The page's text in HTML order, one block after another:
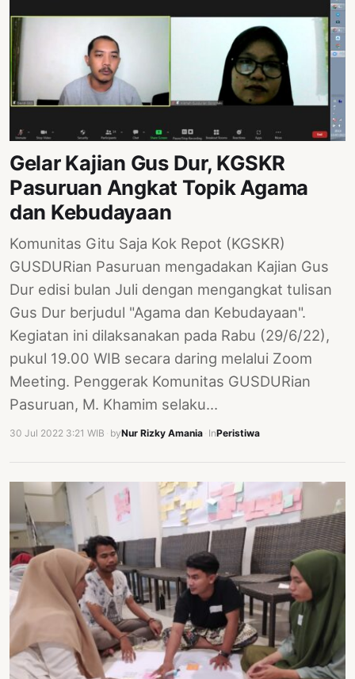
Gelar Kajian Gus Dur, KGSKR
Pasuruan Angkat Topik Agama
dan Kebudayaan
Komunitas Gitu Saja Kok Repot (KGSKR)
GUSDURian Pasuruan mengadakan Kajian Gus
Dur edisi bulan Juli dengan mengangkat tulisan
Gus Dur berjudul "Agama dan Kebudayaan".
Kegiatan ini dilaksanakan pada Rabu (29/6/22),
pukul 19.00 WIB secara daring melalui Zoom
Meeting. Penggerak Komunitas GUSDURian
Pasuruan, M. Khamim selaku…
30 Jul 2022 3:21 WIB byNur Rizky Amania InPeristiwa